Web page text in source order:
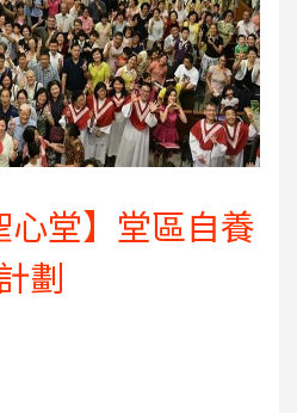
心堂】堂區自養
劃